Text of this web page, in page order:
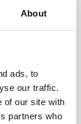
About
ads, to
our traffic.
of our site with
partners who
do 150
potrebama!
seminare,